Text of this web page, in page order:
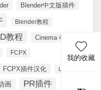
Blender中文版插件
Blender教程
教程 Cinema 4D
FCPX
FCPX插件汉化 Lynda
画 PR插件
我的收藏